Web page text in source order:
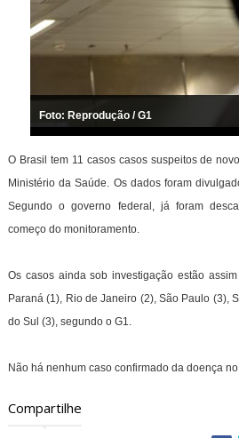
Foto: Reprodução / G1
O Brasil tem 11 casos casos suspeitos de
Ministério da Saúde. Os dados foram
Segundo o governo federal, já foram
começo do monitoramento.
Os casos ainda sob investigação estão
Paraná (1), Rio de Janeiro (2), São Paulo (3),
do Sul (3), segundo o G1.
Não há nenhum caso confirmado da doença
Compartilhe